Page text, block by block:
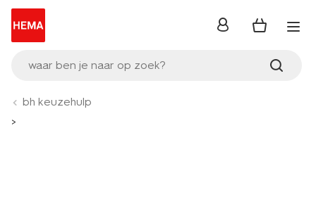
waar ben je naar op zoek?
inloggen
bh keuzehulp
>